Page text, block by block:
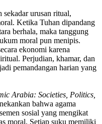
sekadar urusan ritual,
Ketika Tuhan dipandang
berhala, maka tanggung
moral pun menipis.
ekonomi karena
Perjudian, khamar, dan
pemandangan harian yang
Arabia: Societies, Politics,
bahwa agama
sosial yang mengikat
moral. Setiap suku memiliki